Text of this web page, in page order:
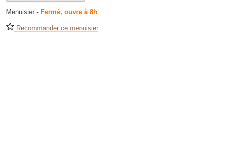
Menuisier - Fermé, ouvre à 8h
Recommander ce menuisier